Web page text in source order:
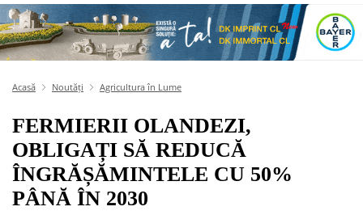
Acasă Noutăți Agricultura în Lume
FERMIERII OLANDEZI,
OBLIGAȚI SĂ REDUCĂ
ÎNGRĂȘĂMINTELE CU 50%
PÂNĂ ÎN 2030